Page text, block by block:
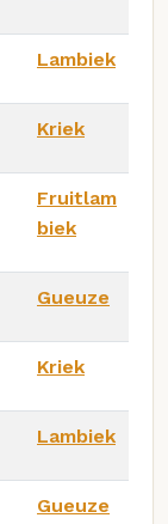
Lambiek
Kriek
Fruitlam
biek
Gueuze
Kriek
Lambiek
Gueuze